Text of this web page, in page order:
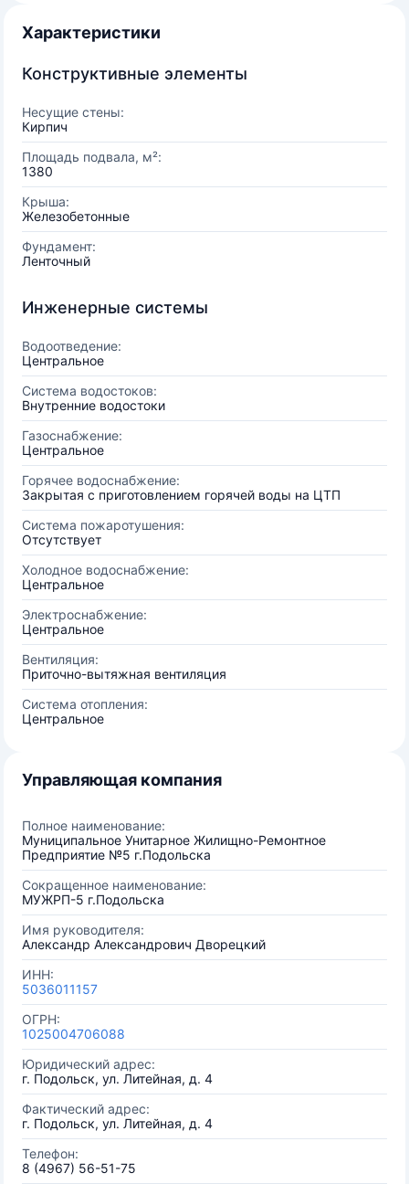
Характеристики
Конструктивные элементы
Несущие стены:
Кирпич
Площадь подвала, м²:
1380
Крыша:
Железобетонные
Фундамент:
Ленточный
Инженерные системы
Водоотведение:
Центральное
Система водостоков:
Внутренние водостоки
Газоснабжение:
Центральное
Горячее водоснабжение:
Закрытая с приготовлением горячей воды на ЦТП
Система пожаротушения:
Отсутствует
Холодное водоснабжение:
Центральное
Электроснабжение:
Центральное
Вентиляция:
Приточно-вытяжная вентиляция
Система отопления:
Центральное
Управляющая компания
Полное наименование:
Муниципальное Унитарное Жилищно-Ремонтное
Предприятие №5 г.Подольска
Сокращенное наименование:
МУЖРП-5 г.Подольска
Имя руководителя:
Александр Александрович Дворецкий
ИНН:
5036011157
ОГРН:
1025004706088
Юридический адрес:
г. Подольск, ул. Литейная, д. 4
Фактический адрес:
г. Подольск, ул. Литейная, д. 4
Телефон:
8 (4967) 56-51-75